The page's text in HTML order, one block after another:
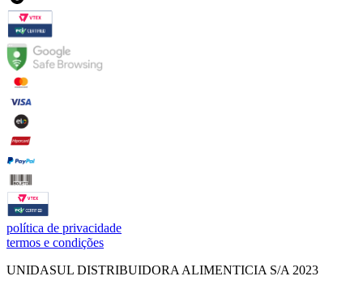
política de privacidade
termos e condições
UNIDASUL DISTRIBUIDORA ALIMENTICIA S/A 2023